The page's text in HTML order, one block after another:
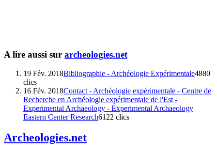
A lire aussi sur archeologies.net
19 Fév. 2018Bibliographie - Archéologie Expérimentale4880
clics
16 Fév. 2018Contact - Archéologie expérimentale - Centre de
Recherche en Archéologie expérimentale de l'Est -
Experimental Archaeology - Experimental Archaeology
Eastern Center Research6122 clics
Archeologies.net